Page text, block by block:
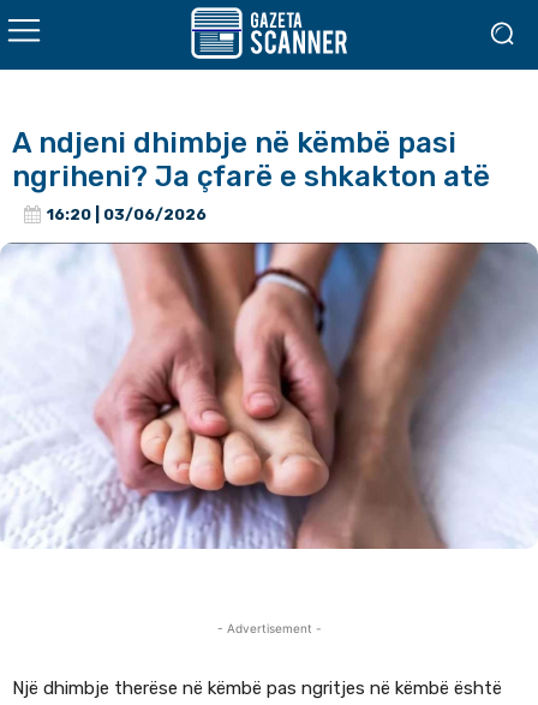
A ndjeni dhimbje në këmbë pasi
ngriheni? Ja çfarë e shkakton atë
16:20 | 03/06/2026
- Advertisement -
Një dhimbje therëse në këmbë pas ngritjes në këmbë është